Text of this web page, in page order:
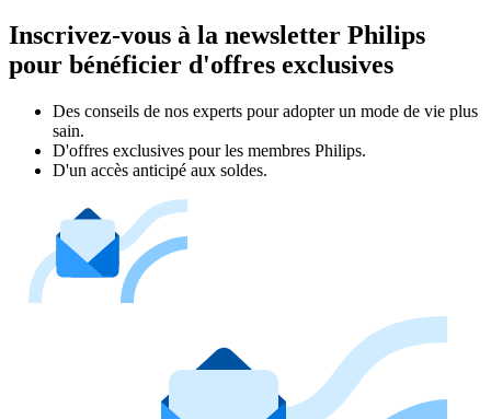
Inscrivez-vous à la newsletter Philips
pour bénéficier d'offres exclusives
Des conseils de nos experts pour adopter un mode de vie plus
sain.
D'offres exclusives pour les membres Philips.
D'un accès anticipé aux soldes.